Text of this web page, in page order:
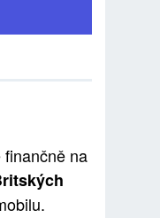
finančně na